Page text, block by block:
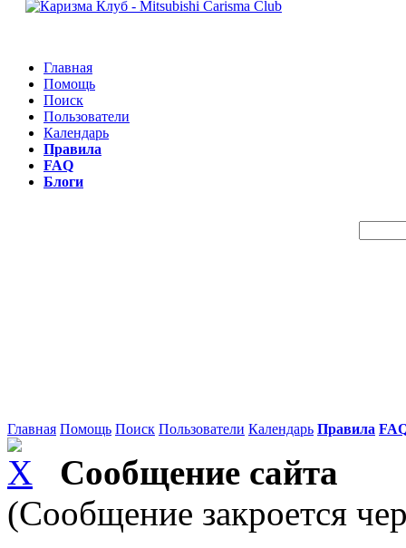
Главная
Помощь
Поиск
Пользователи
Календарь
Правила
FAQ
Блоги
Главная Помощь Поиск Пользователи Календарь Правила
Сообщение сайта
(Сообщение закроется